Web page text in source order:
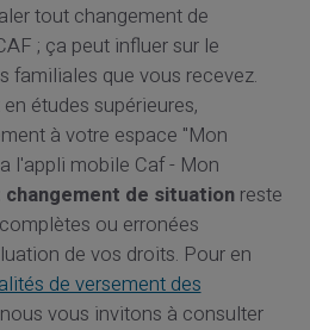
tout changement de
; ça peut influer sur le
familiales que vous recevez.
études supérieures,
à votre espace "Mon
l'appli mobile Caf - Mon
de situationreste
ou erronées
de vos droits. Pour en
de versement des
vous invitons à consulter